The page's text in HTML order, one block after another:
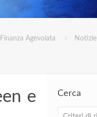
Finanza Agevolata Notizie
e
Cerca